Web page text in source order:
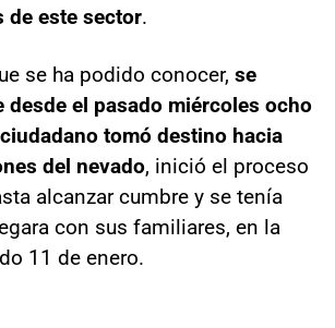
de este sector.
se ha podido conocer, se
desde el pasado miércoles ocho
tomó destino hacia
del nevado, inició el proceso
alcanzar cumbre y se tenía
con sus familiares, en la
11 de enero.